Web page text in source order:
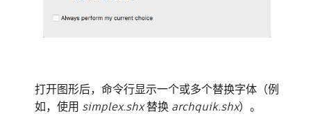
打开图形后，命令行显示一个或多个替换字体（例
如，使用 simplex.shx替换 archquik.shx）。